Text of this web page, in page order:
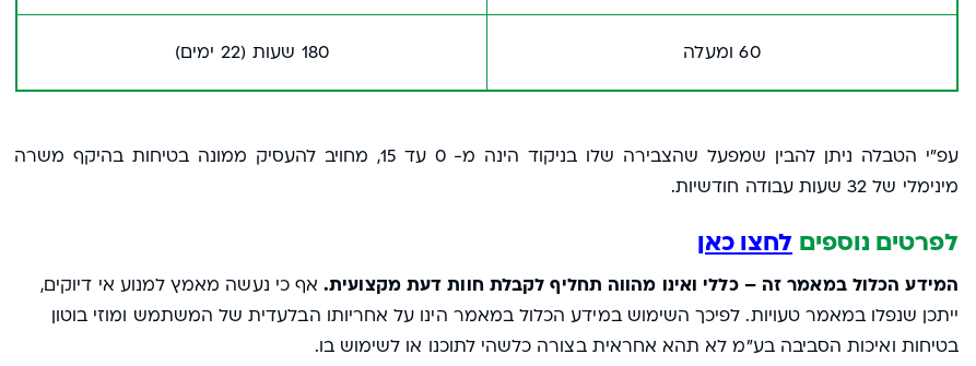
60 ומעלה 180 שעות (22 ימים)
עפ"י הטבלה ניתן להבין שמפעל שהצבירה שלו בניקוד הינה מ- 0 עד 15, מחויב להעסיק ממונה בטיחות בהיקף משרה
מינימלי של 32 שעות עבודה חודשיות.
לפרטים נוספים לחצו כאן
המידע הכלול במאמר זה – כללי ואינו מהווה תחליף לקבלת חוות דעת מקצועית.אף כי נעשה מאמץ למנוע אי דיוקים,
ייתכן שנפלו במאמר טעויות. לפיכך השימוש במידע הכלול במאמר הינו על אחריותו הבלעדית של המשתמש ומוזי בוטון
בטיחות ואיכות הסביבה בע"מ לא תהא אחראית בצורה כלשהי לתוכנו או לשימוש בו.